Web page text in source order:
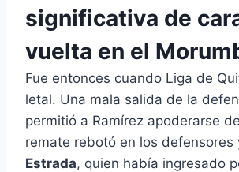
significativa de
vuelta en el
Fue entonces cuando Liga de
letal. Una mala salida de la
permitió a Ramírez apoderarse
remate rebotó en los defensores
Estrada, quien había ingresado